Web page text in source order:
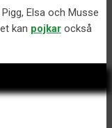
priset
var:
Elsa och Musse
kan pojkar också